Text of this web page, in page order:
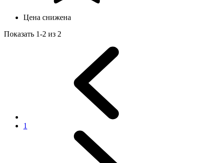
Цена снижена
Показать 1-2 из 2
1